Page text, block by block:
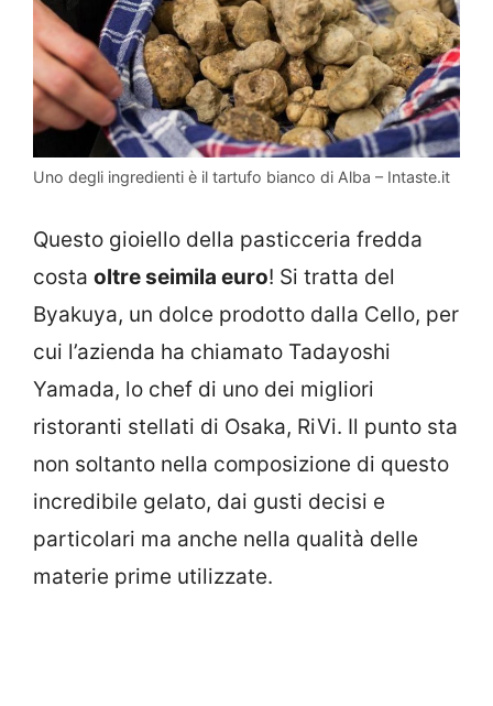
Uno degli ingredienti è il tartufo bianco di Alba – Intaste.it
Questo gioiello della pasticceria fredda
costa oltre seimila euro! Si tratta del
Byakuya, un dolce prodotto dalla Cello, per
cui l’azienda ha chiamato Tadayoshi
Yamada, lo chef di uno dei migliori
ristoranti stellati di Osaka, RiVi. Il punto sta
non soltanto nella composizione di questo
incredibile gelato, dai gusti decisi e
particolari ma anche nella qualità delle
materie prime utilizzate.